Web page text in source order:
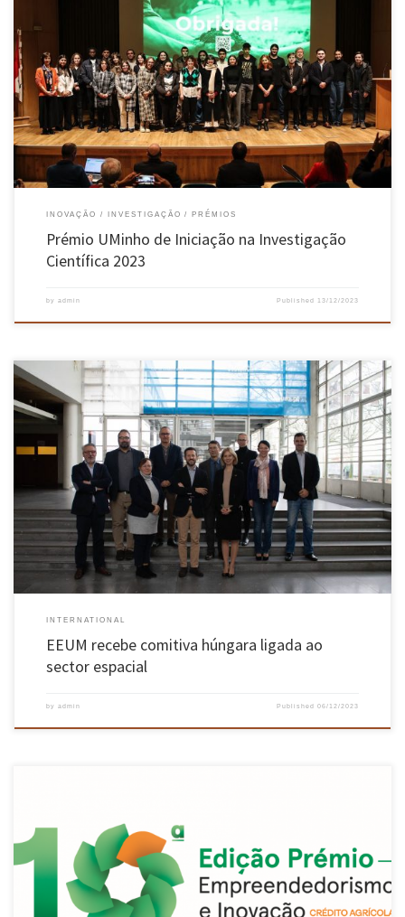
A cerimónia do Prémio UMinho de Iniciação na Investigação Científica 2023 realizou-se a 12
de dezembro, no campus de Gualtar, em Braga. Vinte e sete estudantes de licenciatura e dos
primeiros anos de mestrado integrado desenvolveram nos últimos meses os seus projetos
científicos envolvidos em equipas de reconhecido mérito na […]
INOVAÇÃO INVESTIGAÇÃO PRÉMIOS
Prémio UMinho de Iniciação na Investigação
Científica 2023
by admin Published 13/12/2023
Nos passados dias 04 e 05 de dezembro, decorreu o Hungarian-Portuguese Space Industrial
Workshop Program, envolvendo a Portugal Space, a AED Cluster e a Escola de Engenharia da
UMinho. No dia 04 de dezembro, recebidos pela embaixadora húngara Dra. Emília Fábián, a
comitiva húngara composta por László Csurgai Horváth, da […]
INTERNATIONAL
EEUM recebe comitiva húngara ligada ao
sector espacial
by admin Published06/12/2023
A investigadora Clarisse Nobre, do Centro de Engenharia Biológica (CEB) da UMinho, venceu
o Prémio Born from Knowledge da Agência Nacional de Inovação, pelo projeto cLabel+: Clean
Label, que visa transformar açúcares calóricos (sacarose) em açúcares saudáveis de alto
valor funcional (prebióticos) nos alimentos finalizados. Os vencedores das várias
categorias […]